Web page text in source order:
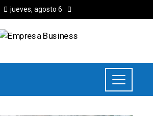
jueves, agosto 6